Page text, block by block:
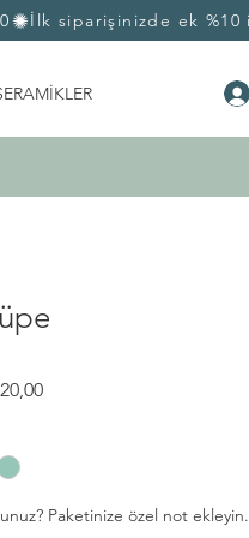
İndirimli
Paketinize özel not ekleyin.